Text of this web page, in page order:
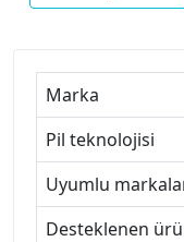
Marka
Pil teknolojisi
Uyumlu
Desteklenen